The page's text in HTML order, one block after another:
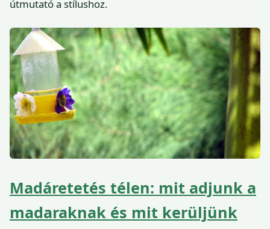
útmutató a stílushoz.
Madáretetés télen: mit adjunk a
madaraknak és mit kerüljünk